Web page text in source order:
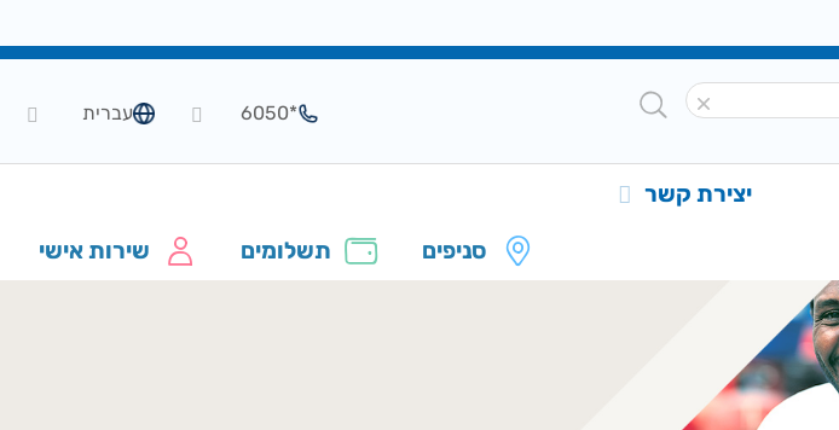
עברית *6050
יצירת קשר
סניפים תשלומים שירות אישי